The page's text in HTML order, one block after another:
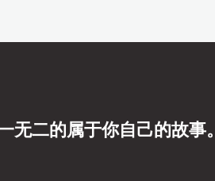
二的属于你自己的故事。